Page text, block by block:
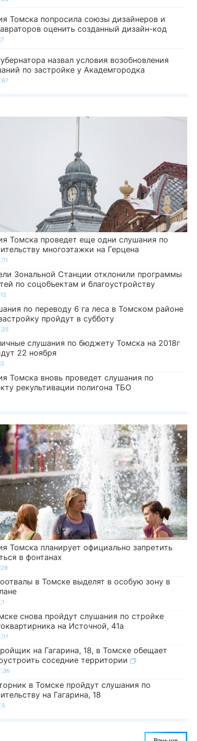
Томска попросила союзы дизайнеров и
оценить созданный дизайн-код
7
назвал условия возобновления
по застройке у Академгородка
67
Томска проведет еще одни слушания по
многоэтажки на Герцена
11
Зональной Станции отклонили программы
по соцобъектам и благоустройству
12
по переводу 6 га леса в Томском районе
пройдут в субботу
25
слушания по бюджету Томска на 2018г
22 ноября
2
Томска вновь проведет слушания по
рекультивации полигона ТБО
Томска планирует официально запретить
в фонтанах
28
в Томске выделят в особую зону в
1
снова пройдут слушания по стройке
на Источной, 41а
17
на Гагарина, 18, в Томске обещает
соседние территории
36
в Томске пройдут слушания по
на Гагарина, 18
5